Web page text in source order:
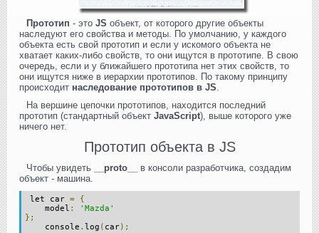
Прототип - это JS объект, от которого другие объекты
наследуют его свойства и методы. По умолчанию, у каждого
объекта есть свой прототип и если у искомого объекта не
хватает каких-либо свойств, то они ищутся в прототипе. В свою
очередь, если и у ближайшего прототипа нет этих свойств, то
они ищутся ниже в иерархии прототипов. По такому принципу
происходит наследование прототипов в JS
На вершине цепочки прототипов, находится последний
прототип (стандартный объект JavaScript), выше которого уже
ничего нет.
Прототип объекта в JS
Чтобы увидеть __proto__
в консоли разработчика, создадим
объект - машина.
let car =
{
model :
'Mazda'
};
console . log ( car);